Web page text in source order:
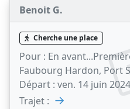
Benoit G.
Cherche une place
Pour : En
Faubourg Hardon, Port
Départ : ven. 14 juin
Trajet : →